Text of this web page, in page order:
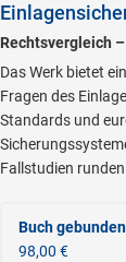
Rechtsvergleich
Das Werk bietet
Fragen des
Standards und
Fallstudien
Buch gebunden
98,00 €